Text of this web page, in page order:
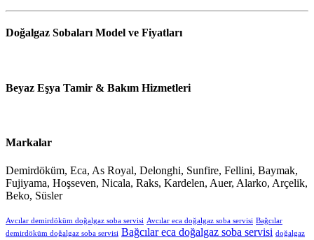
Doğalgaz Sobaları Model ve Fiyatları
Beyaz Eşya Tamir & Bakım Hizmetleri
Markalar
Demirdöküm, Eca, As Royal, Delonghi, Sunfire, Fellini, Baymak,
Fujiyama, Hoşseven, Nicala, Raks, Kardelen, Auer, Alarko, Arçelik,
Beko, Süsler
Avcılar demirdöküm doğalgaz soba servisi Avcılar eca doğalgaz soba servisi Bağcılar
demirdöküm doğalgaz soba servisi Bağcılar eca doğalgaz soba servisi doğalgaz